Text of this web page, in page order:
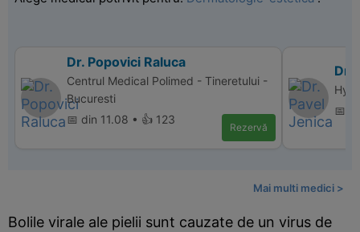
Dr. Popovici Raluca
Centrul Medical Polimed - Tineretului -
Bucuresti
📅 din 11.08 • 👍 123
Rezervă
Dr.
📅
Mai multi medici >
Bolile virale ale pielii sunt cauzate de un virus de